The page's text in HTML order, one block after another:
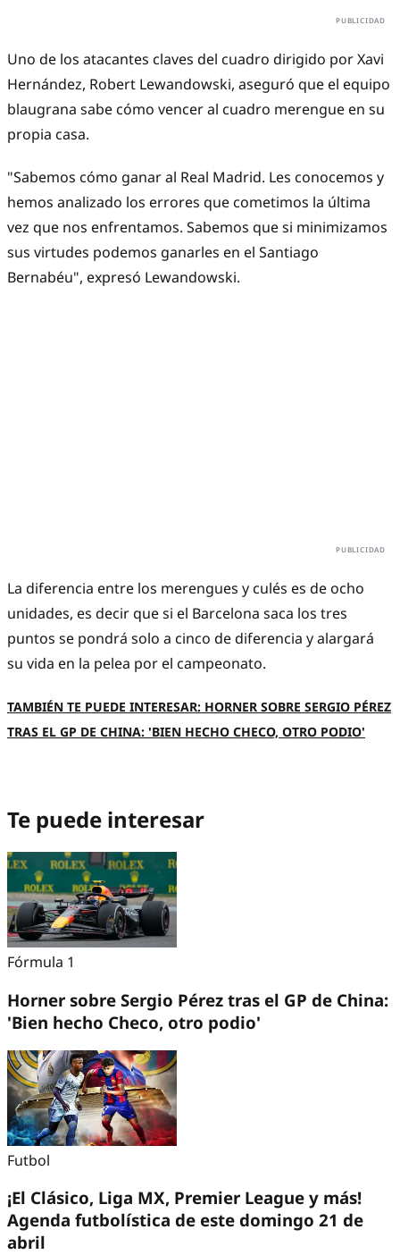
Uno de los atacantes claves del cuadro dirigido por Xavi
Hernández, Robert Lewandowski, aseguró que el equipo
blaugrana sabe cómo vencer al cuadro merengue en su
propia casa.
"Sabemos cómo ganar al Real Madrid. Les conocemos y
hemos analizado los errores que cometimos la última
vez que nos enfrentamos. Sabemos que si minimizamos
sus virtudes podemos ganarles en el Santiago
Bernabéu", expresó Lewandowski.
La diferencia entre los merengues y culés es de ocho
unidades, es decir que si el Barcelona saca los tres
puntos se pondrá solo a cinco de diferencia y alargará
su vida en la pelea por el campeonato.
TAMBIÉN TE PUEDE INTERESAR: HORNER SOBRE SERGIO PÉREZ
TRAS EL GP DE CHINA: 'BIEN HECHO CHECO, OTRO PODIO'
Te puede interesar
Fórmula 1
Horner sobre Sergio Pérez tras el GP de China:
'Bien hecho Checo, otro podio'
Futbol
¡El Clásico, Liga MX, Premier League y más!
Agenda futbolística de este domingo 21 de
abril